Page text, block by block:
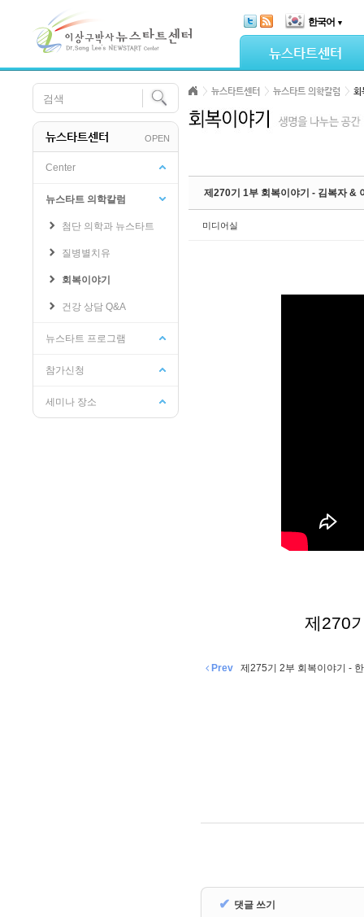
한국어 ▼
뉴스타트센터
뉴스타트센터 OPEN
Center
뉴스타트 의학칼럼
첨단 의학과 뉴스타트
질병별치유
회복이야기
건강 상담 Q&A
뉴스타트 프로그램
참가신청
세미나 장소
뉴스타트센터 뉴스타트 의학칼럼 회
제270기 1부 회복이야기 - 김복자 &
미디어실
제270
Prev 제275기 2부 회복이야기 -
✔ 댓글 쓰기
Sketchbook5, 스케치북5
Sketchbook5, 스케치북5